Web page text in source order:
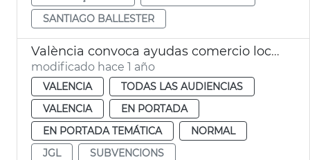
SANTIAGO BALLESTER
València convoca ayudas comercio local por 1,5 millones
modificado hace 1 año
VALENCIA
TODAS LAS AUDIENCIAS
VALENCIA
EN PORTADA
EN PORTADA TEMÁTICA
NORMAL
JGL
SUBVENCIONS